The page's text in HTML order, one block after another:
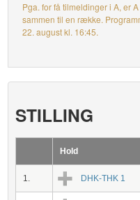
Pga. for få tilmeldinger i A, er
sammen til en række.
22. august kl. 16:45.
STILLING
Hold
1. DHK-THK 1